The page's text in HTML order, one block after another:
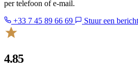
per telefoon of e-mail.
+33 7 45 89 66 69
Stuur een bericht
4.85